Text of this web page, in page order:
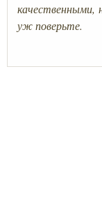
качественными,
уж поверьте.